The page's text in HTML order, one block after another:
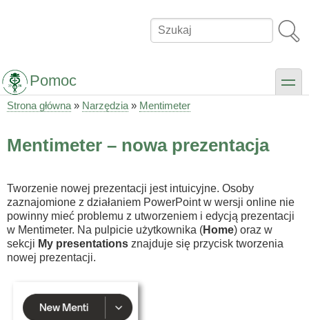
Szukaj
Pomoc toggle
nawigacyjna
Strona główna Narzędzia Mentimeter
Mentimeter – nowa prezentacja
Tworzenie nowej prezentacji jest intuicyjne. Osoby
zaznajomione z działaniem PowerPoint w wersji online nie
powinny mieć problemu z utworzeniem i edycją prezentacji
w Mentimeter. Na pulpicie użytkownika (Home) oraz w
sekcji My presentations znajduje się przycisk tworzenia
nowej prezentacji.